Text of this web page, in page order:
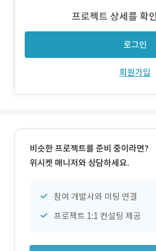
UI/UX 디자인, 서버 구축
프로젝트 상세를 확
로그인
회원가입
비슷한 프로젝트를 준비 중이라면?
위시켓 매니저와 상담하세요.
참여 개발사와 미팅 연결
프로젝트 1:1 컨설팅 제공